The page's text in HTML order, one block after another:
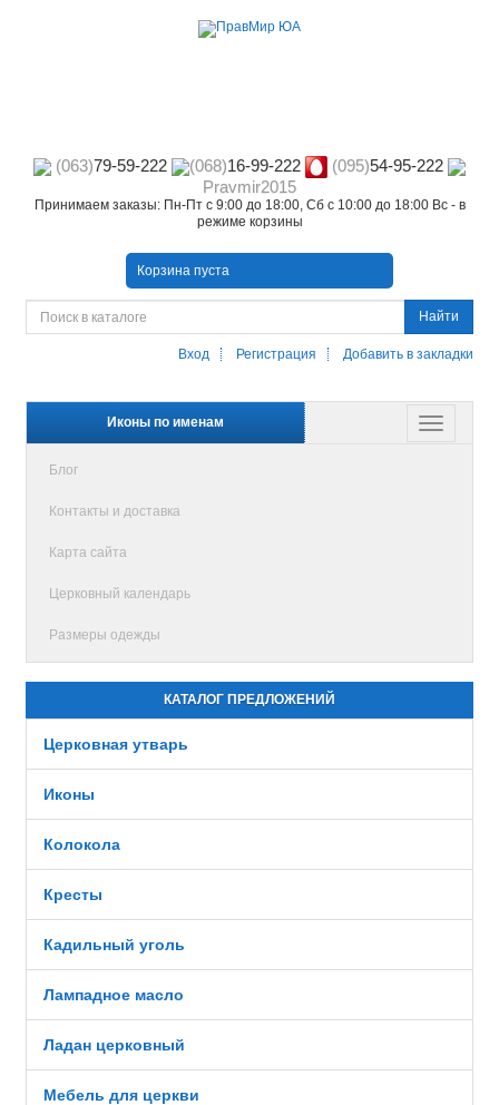
(063)79-59-222 (068)16-99-222 (095)54-95-222
Pravmir2015
Принимаем заказы: Пн-Пт с 9:00 до 18:00, Сб с 10:00 до 18:00 Вс - в
режиме корзины
Корзина пуста
Найти
Вход Регистрация Добавить в закладки
Иконы по именам
Блог
Контакты и доставка
Карта сайта
Церковный календарь
Размеры одежды
КАТАЛОГ ПРЕДЛОЖЕНИЙ
Церковная утварь
Иконы
Колокола
Кресты
Кадильный уголь
Лампадное масло
Ладан церковный
Мебель для церкви